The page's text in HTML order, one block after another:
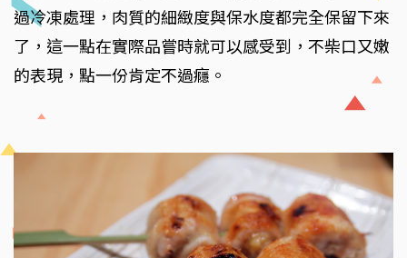
過冷凍處理，肉質的細緻度與保水度都完全保留下來
了，這一點在實際品嘗時就可以感受到，不柴口又嫩
的表現，點一份肯定不過癮。